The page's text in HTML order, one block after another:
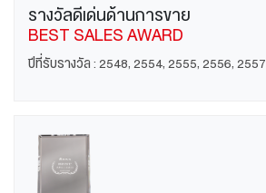
รางวัลดีเด่นด้านการขาย
BEST SALES AWARD
ปีที่รับรางวัล : 2548, 2554, 2555, 2556, 2557